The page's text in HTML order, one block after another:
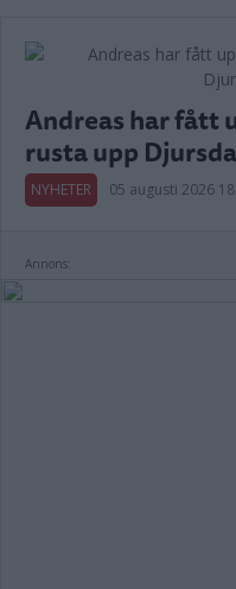
Andreas har fått
rusta upp
NYHETER 05 augusti 2026
Annons: